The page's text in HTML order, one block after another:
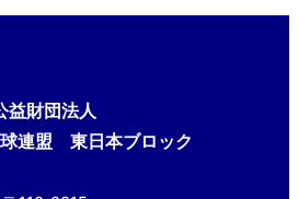
益財団法人
球連盟 東日本ブロック